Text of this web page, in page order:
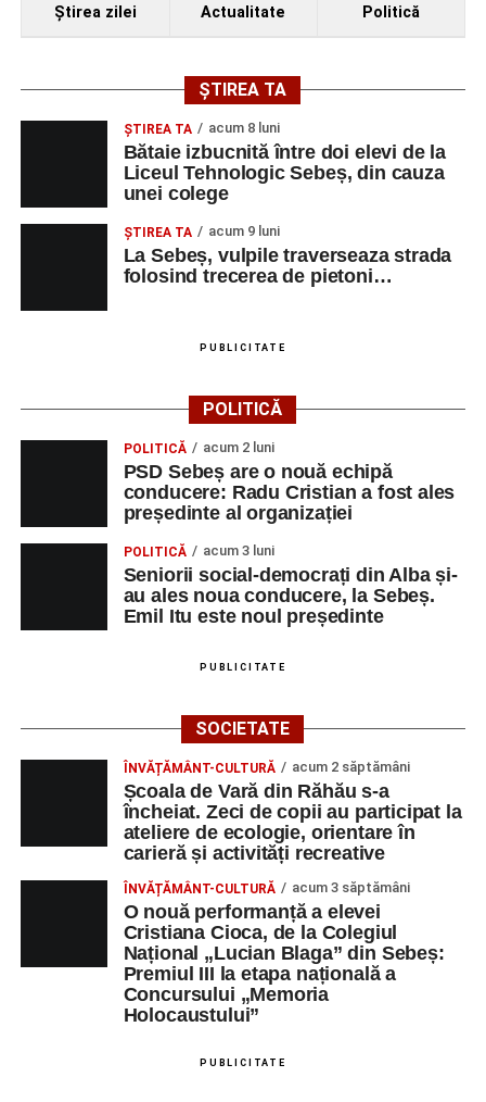
Ştirea zilei Actualitate Politică
ȘTIREA TA
ŞTIREA TA acum 8 luni
Bătaie izbucnită între doi elevi de la
Liceul Tehnologic Sebeș, din cauza
unei colege
ŞTIREA TA acum 9 luni
La Sebeș, vulpile traverseaza strada
folosind trecerea de pietoni…
PUBLICITATE
POLITICĂ
POLITICĂ acum 2 luni
PSD Sebeș are o nouă echipă
conducere: Radu Cristian a fost ales
președinte al organizației
POLITICĂ acum 3 luni
Seniorii social-democrați din Alba și-
au ales noua conducere, la Sebeș.
Emil Itu este noul președinte
PUBLICITATE
SOCIETATE
ÎNVĂȚĂMÂNT-CULTURĂ acum 2 săptămâni
Școala de Vară din Răhău s-a
încheiat. Zeci de copii au participat la
ateliere de ecologie, orientare în
carieră și activități recreative
ÎNVĂȚĂMÂNT-CULTURĂ acum 3 săptămâni
O nouă performanță a elevei
Cristiana Cioca, de la Colegiul
Național „Lucian Blaga” din Sebeș:
Premiul III la etapa națională a
Concursului „Memoria
Holocaustului”
PUBLICITATE